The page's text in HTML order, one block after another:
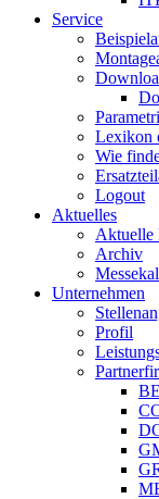
Service
Lexikon
Wie
Logout
Aktuelles
Aktuelle
Archiv
Unternehmen
Profil